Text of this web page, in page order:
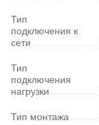
Тип
подключения к
сети
Тип
подключения
нагрузки
Тип монтажа